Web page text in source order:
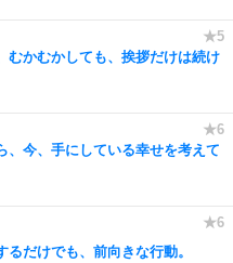
むかむかしても、挨拶だけは続け
、今、手にしている幸せを考えて
るだけでも、前向きな行動。